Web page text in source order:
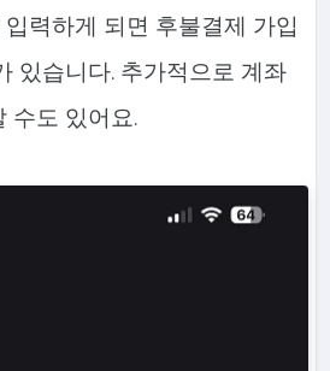
력하게 되면 후불결제 가입
있습니다. 추가적으로 계좌
수도 있어요.